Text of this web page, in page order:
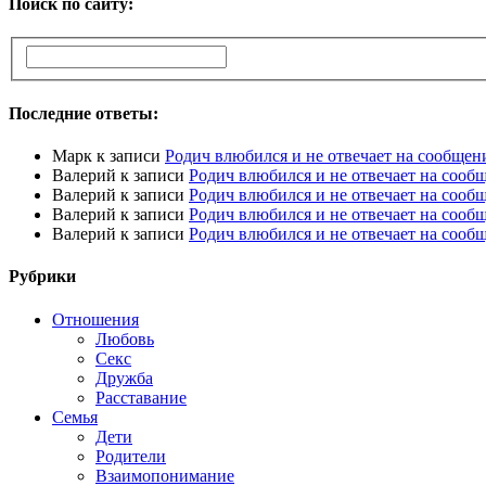
Последние ответы:
Марк к записи Родич влюбился и не отвечает на
Валерий к записи Родич влюбился и не отвечает на
Валерий к записи Родич влюбился и не отвечает на
Валерий к записи Родич влюбился и не отвечает на
Валерий к записи Родич влюбился и не отвечает на
Рубрики
Отношения
Любовь
Секс
Дружба
Расставание
Семья
Дети
Родители
Взаимопонимание